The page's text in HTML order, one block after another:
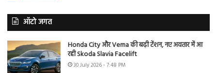
ऑटो जगत
Honda City और Verna की बढ़ी टेंशन, नए अवतार में आ
रही Skoda Slavia Facelift
30 July 2026 - 7:48 PM